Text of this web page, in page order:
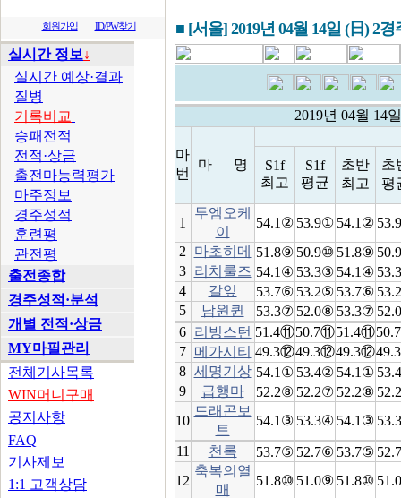
회원가입 ID/PW찾기
실시간 정보↓
실시간 예상·결과
질병
기록비교
승패전적
전적·상금
출전마능력평가
마주정보
경주성적
훈련평
관전평
출전종합
경주성적·분석
개별 전적·상금
MY마필관리
전체기사목록
WIN머니구매
공지사항
FAQ
기사제보
1:1 고객상담
■ [서울] 2019년 04월 14일 (日) 2경
2019년 04월 14
마
번
마 명
S1f
최고
S1f
평균
초반
최고
초
평
1
투엠오케
이
54.1② 53.9① 54.1②
2
마초히메 51.8⑨ 50.9⑩ 51.8⑨
3 리치룰즈 54.1④ 53.3③ 54.1④
4
갈잎 53.7⑥ 53.2⑤ 53.7⑥
5
남원퀸 53.3⑦ 52.0⑧ 53.3⑦
6 리빙스턴 51.4⑪50.7⑪51.4⑪
7 메가시티 49.3⑫49.3⑫49.3⑫
8 세명기상 54.1① 53.4② 54.1①
9
급행마 52.2⑧ 52.2⑦ 52.2⑧
10
드래곤보
트
54.1③ 53.3④ 54.1③
11
천록 53.7⑤ 52.7⑥ 53.7⑤
12
축복의열
매
51.8⑩ 51.0⑨ 51.8⑩